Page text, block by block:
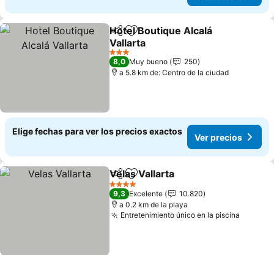
CompartirAgregar a favoritos
Hotel Boutique Alcalá
Vallarta
Ver precios
3 Estrellas
8,0 Muy bueno
250
a 5.8 km de: Centro de la ciudad
Elige fechas para ver los precios exactos
Ver precios
CompartirAgregar a favoritos
Velas Vallarta
4 Estrellas
9,3 Excelente
10.820
a 0.2 km de la playa
Entretenimiento único en la piscina